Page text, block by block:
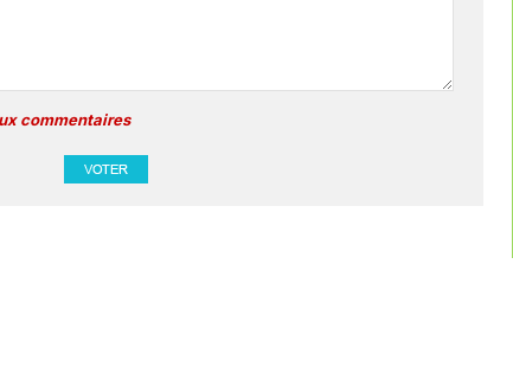
commentaires